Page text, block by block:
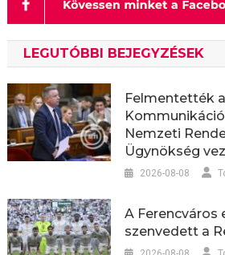
LEGUTÓBBI BEJEGYZÉSEK
Felmentették
Nemzeti
Ügynökség
2026-08-08
A Ferencváros
szenvedett a